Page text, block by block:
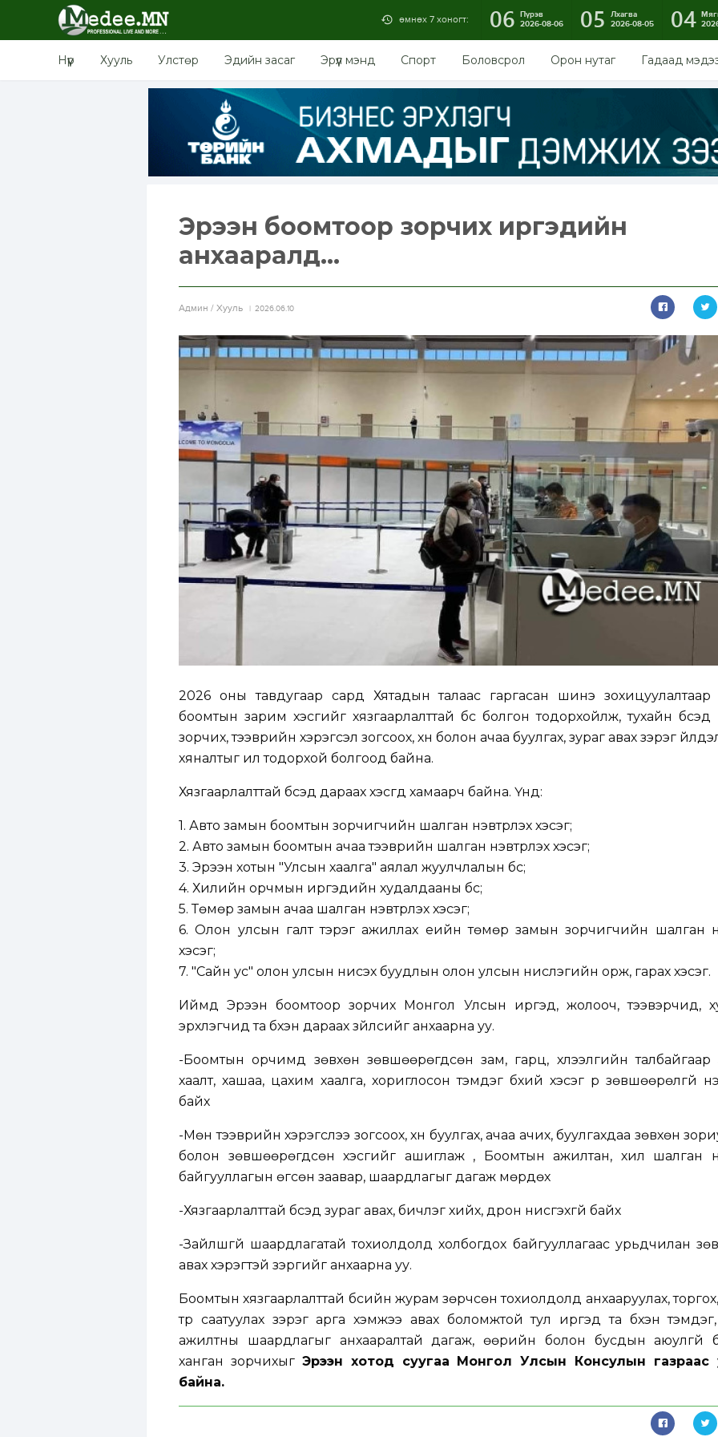
өмнөх 7 хоногт: 06 Пүрэв
2026-08-06
05
Лхагва
2026-08-05
04
Нүүр Хууль Улстөр Эдийн засаг Эрүүл мэнд Спорт Боловсрол Орон нутаг Гадаад
Эрээн боомтоор зорчих иргэдийн
анхааралд...
Aдмин / Хууль 2026.06.10
2026 оны тавдугаар сард Хятадын талаас гаргасан шинэ
боомтын зарим хэсгийг хязгаарлалттай бүс болгон тодорхойлж, тухайн бүсэд
зорчих, тээврийн хэрэгсэл зогсоох, хүн болон ачаа буулгах, зураг авах зэрэг
хяналтыг илүү тодорхой болгоод байна.
Хязгаарлалттай бүсэд дараах хэсгүүд хамаарч байна. Үүнд:
1. Авто замын боомтын зорчигчийн шалган нэвтрүүлэх хэсэг;
2. Авто замын боомтын ачаа тээврийн шалган нэвтрүүлэх хэсэг;
3. Эрээн хотын "Улсын хаалга" аялал жуулчлалын бүс;
4. Хилийн орчмын иргэдийн худалдааны бүс;
5. Төмөр замын ачаа шалган нэвтрүүлэх хэсэг;
6. Олон улсын галт тэрэг ажиллах үеийн төмөр замын зорчигчийн шалган
хэсэг;
7. "Сайн ус" олон улсын нисэх буудлын олон улсын нислэгийн орж, гарах хэсэг.
Иймд Эрээн боомтоор зорчих Монгол Улсын иргэд, жолооч, тээвэрчид,
эрхлэгчид та бүхэн дараах зүйлсийг анхаарна уу.
-Боомтын орчимд зөвхөн зөвшөөрөгдсөн зам, гарц, хүлээлгийн талбайгаар
хаалт, хашаа, цахим хаалга, хориглосон тэмдэг бүхий хэсэг рүү зөвшөөрөлгүй
байх
-Мөн тээврийн хэрэгслээ зогсоох, хүн буулгах, ачаа ачих, буулгахдаа зөвхөн
болон зөвшөөрөгдсөн хэсгийг ашиглаж , Боомтын ажилтан, хил шалган
байгууллагын өгсөн заавар, шаардлагыг дагаж мөрдөх
-Хязгаарлалттай бүсэд зураг авах, бичлэг хийх, дрон нисгэхгүй байх
-Зайлшгүй шаардлагатай тохиолдолд холбогдох байгууллагаас урьдчилан
авах хэрэгтэй зэргийг анхаарна уу.
Боомтын хязгаарлалттай бүсийн журам зөрчсөн тохиолдолд анхааруулах,
түр саатуулах зэрэг арга хэмжээ авах боломжтой тул иргэд та бүхэн
ажилтны шаардлагыг анхааралтай дагаж, өөрийн болон бусдын аюулгүй
ханган зорчихыг Эрээн хотод суугаа Монгол Улсын Консулын газраас
байна.